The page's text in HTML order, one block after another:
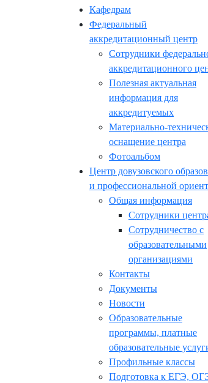
Кафедрам
Федеральный
аккредитационный центр
Сотрудники
аккредитационного
Полезная актуальная
информация для
аккредитуемых
Материально-
оснащение центра
Фотоальбом
Центр довузовского
и профессиональной
Общая информация
Сотрудники
Сотрудничество с
образовательными
организациями
Контакты
Документы
Новости
Образовательные
программы, платные
образовательные
Профильные классы
Подготовка к ЕГЭ,